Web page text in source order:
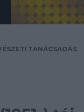
TANÁCSADÁS